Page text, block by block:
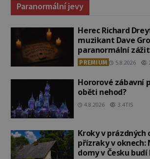
Paranormální jevy
Herec Richard
muzikant Dave
paranormální
PREMIUM 5.8.2026
Hororové zábavní
oběti nehod?
4.8.2026 3.4TIS
Kroky v prázdných
přízraky v oknech:
domy v Česku